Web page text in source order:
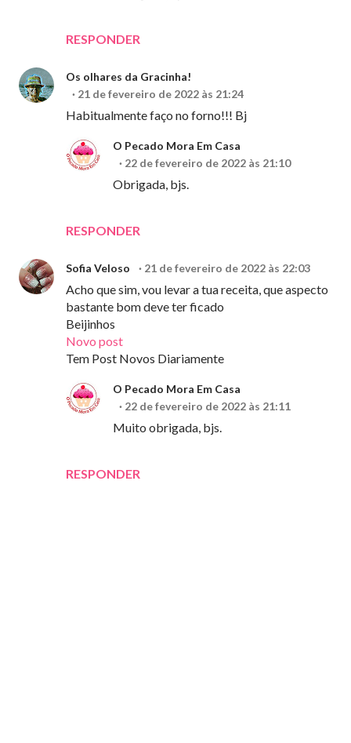
RESPONDER
Os olhares da Gracinha!
21 de fevereiro de 2022 às 21:24
Habitualmente faço no forno!!! Bj
RESPONDER
O Pecado Mora Em Casa
22 de fevereiro de 2022 às 21:10
Obrigada, bjs.
Sofia Veloso 21 de fevereiro de 2022 às 22:03
Acho que sim, vou levar a tua receita, que aspecto
bastante bom deve ter ficado
Beijinhos
Novo post
Tem Post Novos Diariamente
RESPONDER
O Pecado Mora Em Casa
22 de fevereiro de 2022 às 21:11
Muito obrigada, bjs.